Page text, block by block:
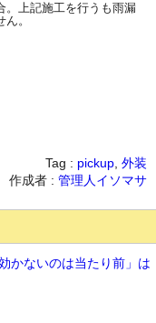
。上記施工を行うも雨漏
。
Tag : pickup 外装
作成者 : 管理人イソマサ
かないのは当たり前」は